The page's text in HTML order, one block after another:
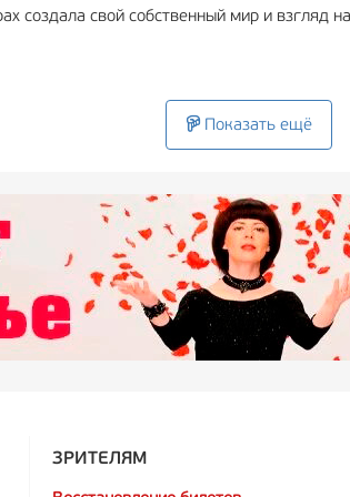
создала свой собственный мир и взгляд
сцены курения.
потом замечаешь много глубокого
Показать ещё
ЗРИТЕЛЯМ